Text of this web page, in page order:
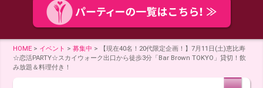
HOME > イベント >募集中 >
【現在40名！20代限定企画！】7月11日(土)恵比寿
☆恋活PARTY☆スカイウォーク出口から徒歩3分「Bar Brown TOKYO」貸切！飲
み放題＆料理付き！